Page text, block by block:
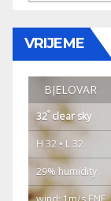
VRIJEME
BJELOVAR
32° clear sky
H 32 • L 32
29% humidity